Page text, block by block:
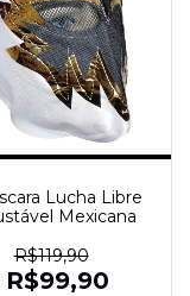
Lucha Libre
Mexicana
R$119,90
R$99,90